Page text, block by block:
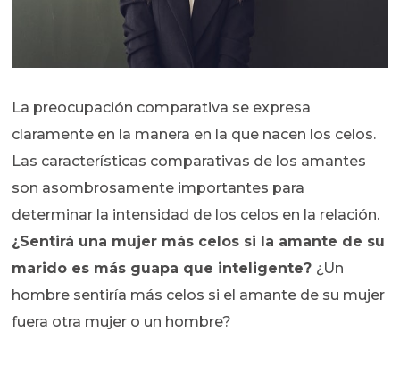
La preocupación comparativa se expresa
claramente en la manera en la que nacen los celos.
Las características comparativas de los amantes
son asombrosamente importantes para
determinar la intensidad de los celos en la relación.
¿Sentirá una mujer más celos si la amante de su
marido es más guapa que inteligente? ¿Un
hombre sentiría más celos si el amante de su mujer
fuera otra mujer o un hombre?